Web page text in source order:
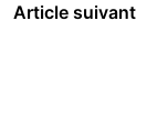
Article suivant